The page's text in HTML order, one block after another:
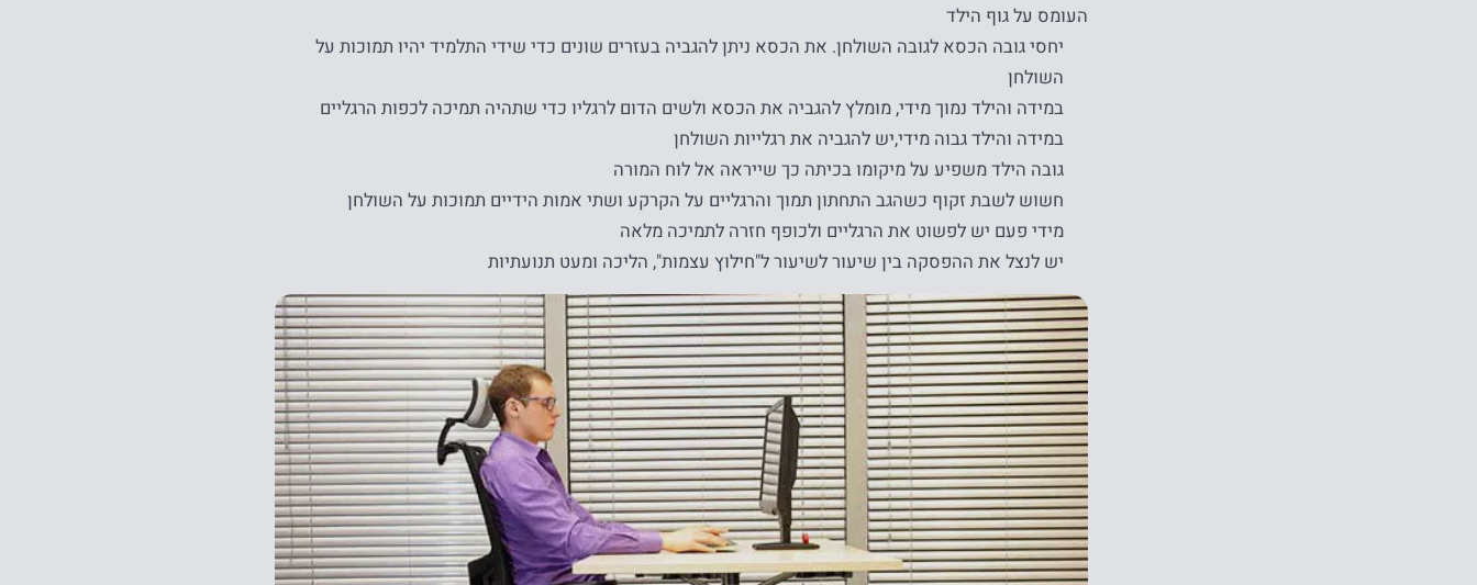
העומס על גוף הילד
יחסי גובה הכסא לגובה השולחן. את הכסא ניתן להגביה בעזרים שונים כדי שידי התלמיד יהיו תמוכות על
השולחן
במידה והילד נמוך מידי, מומלץ להגביה את הכסא ולשים הדום לרגליו כדי שתהיה תמיכה לכפות הרגליים
במידה והילד גבוה מידי,יש להגביה את רגלייות השולחן
גובה הילד משפיע על מיקומו בכיתה כך שייראה אל לוח המורה
חשוש לשבת זקוף כשהגב התחתון תמוך והרגליים על הקרקע ושתי אמות הידיים תמוכות על השולחן
מידי פעם יש לפשוט את הרגליים ולכופף חזרה לתמיכה מלאה
יש לנצל את ההפסקה בין שיעור לשיעור ל"חילוץ עצמות", הליכה ומעט תנועתיות